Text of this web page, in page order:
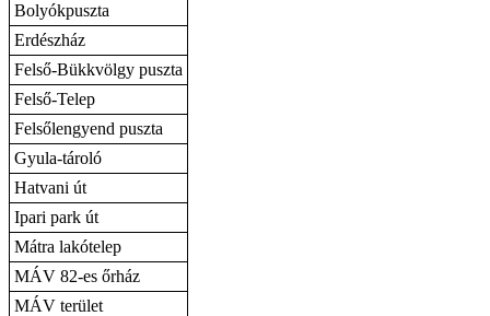
Bolyókpuszta
Erdészház
Felső-Bükkvölgy puszta
Felső-Telep
Felsőlengyend puszta
Gyula-tároló
Hatvani út
Ipari park út
Mátra lakótelep
MÁV 82-es őrház
MÁV terület